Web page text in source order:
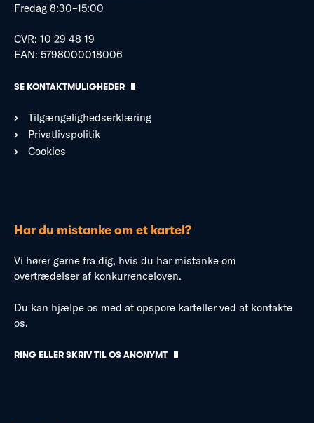
Fredag 8:30–15:00
CVR: 10 29 48 19
EAN: 5798000018006
SE KONTAKTMULIGHEDER
Tilgængelighedserklæring
Privatlivspolitik
Cookies
Har du mistanke om et kartel?
Vi hører gerne fra dig, hvis du har mistanke om
overtrædelser af konkurrenceloven.
Du kan hjælpe os med at opspore karteller ved at kontakte
os.
RING ELLER SKRIV TIL OS ANONYMT